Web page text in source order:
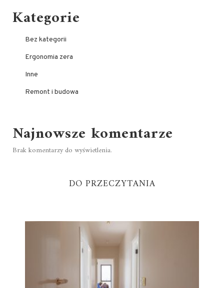
Kategorie
Bez kategorii
Ergonomia zera
Inne
Remont i budowa
Najnowsze komentarze
Brak komentarzy do wyświetlenia.
DO PRZECZYTANIA